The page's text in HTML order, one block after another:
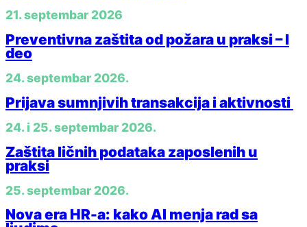
21. septembar 2026
Preventivna zaštita od požara u praksi – I
deo
24. septembar 2026.
Prijava sumnjivih transakcija i aktivnosti
24. i 25. septembar 2026.
Zaštita ličnih podataka zaposlenih u
praksi
25. septembar 2026.
Nova era HR-a: kako AI menja rad sa